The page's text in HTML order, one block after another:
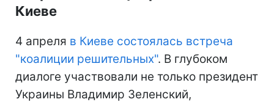
Киеве
4 апреля в Киеве состоялась встреча
"коалиции решительных". В глубоком
диалоге участвовали не только президент
Украины Владимир Зеленский,